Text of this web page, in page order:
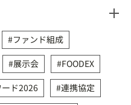
ファンド組成
展示会
FOODEX
ド2026
連携協定